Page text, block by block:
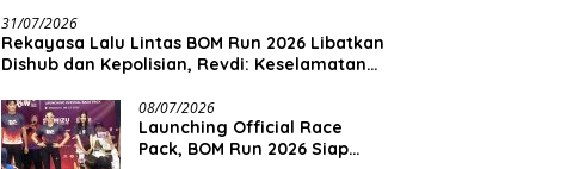
31/07/2026
Rekayasa Lalu Lintas BOM Run 2026 Libatkan
Dishub dan Kepolisian, Revdi: Keselamatan
08/07/2026
Launching Official Race
Pack, BOM Run 2026 Siap